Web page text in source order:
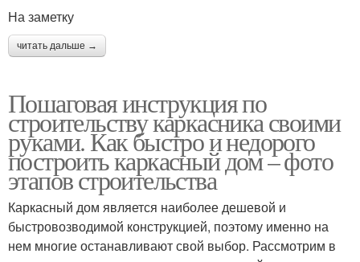
На заметку
читать дальше →
Пошаговая инструкция по
строительству каркасника своими
руками. Как быстро и недорого
построить каркасный дом – фото
этапов строительства
Каркасный дом является наиболее дешевой и
быстровозводимой конструкцией, поэтому именно на
нем многие останавливают свой выбор. Рассмотрим в